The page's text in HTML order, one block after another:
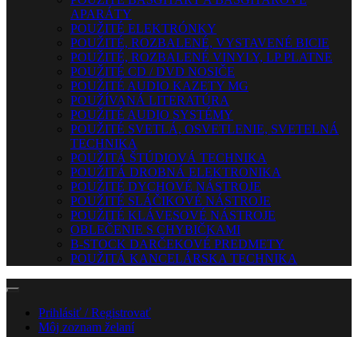
APARÁTY
POUŽITÉ ELEKTRÓNKY
POUŽITÉ, ROZBALENÉ, VYSTAVENÉ BICIE
POUŽITÉ, ROZBALENÉ VINYLY, LP PLATNE
POUŽITÉ CD / DVD NOSIČE
POUŽITÉ AUDIO KAZETY MG
POUŽÍVANÁ LITERATÚRA
POUŽITÉ AUDIO SYSTÉMY
POUŽITÉ SVETLÁ, OSVETLENIE, SVETELNÁ
TECHNIKA
POUŽITÁ ŠTÚDIOVÁ TECHNIKA
POUŽITÁ DROBNÁ ELEKTRONIKA
POUŽITÉ DYCHOVÉ NÁSTROJE
POUŽITÉ SLÁČIKOVÉ NÁSTROJE
POUŽITÉ KLÁVESOVÉ NÁSTROJE
OBLEČENIE S CHYBIČKAMI
B-STOCK DARČEKOVÉ PREDMETY
POUŽITÁ KANCELÁRSKA TECHNIKA
Prihlásiť / Registrovať
Môj zoznam želaní